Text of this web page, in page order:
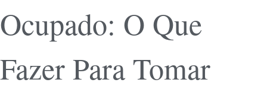
Ocupado: O Que
Fazer Para Tomar